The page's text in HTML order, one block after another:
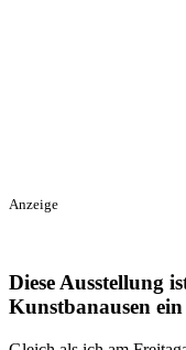
Anzeige
Diese Ausstellung
Kunstbanausen